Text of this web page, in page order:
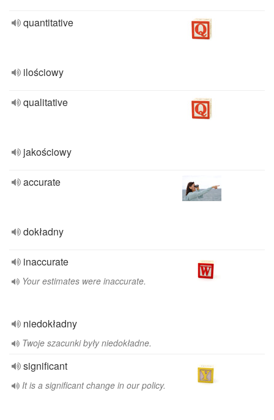
quantitative
ilościowy
qualitative
jakościowy
accurate
dokładny
inaccurate
Your estimates were inaccurate.
niedokładny
Twoje szacunki były niedokładne.
significant
It is a significant change in our policy.